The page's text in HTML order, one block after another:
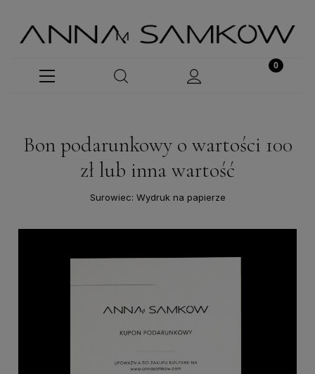
Bon podarunkowy o wartości 100
zł lub inna wartość
Surowiec: Wydruk na papierze